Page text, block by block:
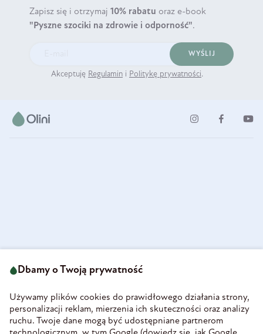
Zapisz się i otrzymaj 10% rabatu oraz e-book
"Pyszne szociki na zdrowie i odporność".
WYŚLIJ
Akceptuję Regulamin i Politykę prywatności.
58-160 Świebodzice
REGON 890213034
INFORMACJE
Dbamy o Twoją prywatność
Używamy plików cookies do prawidłowego działania strony,
personalizacji reklam, mierzenia ich skuteczności oraz analizy
ruchu. Twoje dane mogą być udostępniane partnerom